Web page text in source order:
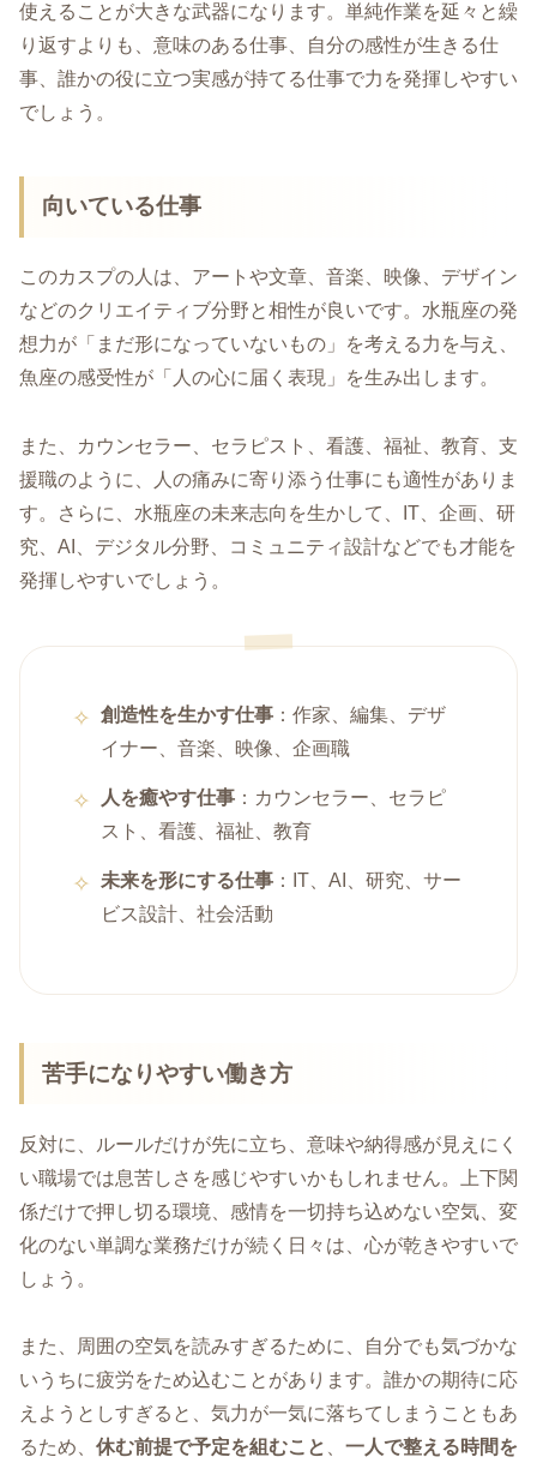
使えることが大きな武器になります。単純作業を延々と繰
り返すよりも、意味のある仕事、自分の感性が生きる仕
事、誰かの役に立つ実感が持てる仕事で力を発揮しやすい
でしょう。
向いている仕事
このカスプの人は、アートや文章、音楽、映像、デザイン
などのクリエイティブ分野と相性が良いです。水瓶座の発
想力が「まだ形になっていないもの」を考える力を与え、
魚座の感受性が「人の心に届く表現」を生み出します。
また、カウンセラー、セラピスト、看護、福祉、教育、支
援職のように、人の痛みに寄り添う仕事にも適性がありま
す。さらに、水瓶座の未来志向を生かして、IT、企画、研
究、AI、デジタル分野、コミュニティ設計などでも才能を
発揮しやすいでしょう。
創造性を生かす仕事 ：作家、編集、デザ
イナー、音楽、映像、企画職
人を癒やす仕事 ：カウンセラー、セラピ
スト、看護、福祉、教育
未来を形にする仕事 ：IT、AI、研究、サー
ビス設計、社会活動
苦手になりやすい働き方
反対に、ルールだけが先に立ち、意味や納得感が見えにく
い職場では息苦しさを感じやすいかもしれません。上下関
係だけで押し切る環境、感情を一切持ち込めない空気、変
化のない単調な業務だけが続く日々は、心が乾きやすいで
しょう。
また、周囲の空気を読みすぎるために、自分でも気づかな
いうちに疲労をため込むことがあります。誰かの期待に応
えようとしすぎると、気力が一気に落ちてしまうこともあ
るため、 休む前提で予定を組むこと 一人で整える時間を